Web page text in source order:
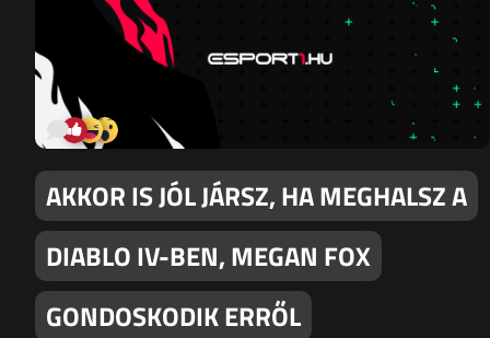
AKKOR IS JÓL JÁRSZ, HA MEGHALSZ A
DIABLO IV-BEN, MEGAN FOX
GONDOSKODIK ERRŐL